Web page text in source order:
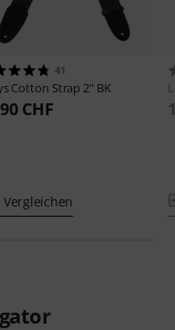
41
Cotton Strap 2" BK
CHF
Vergleichen